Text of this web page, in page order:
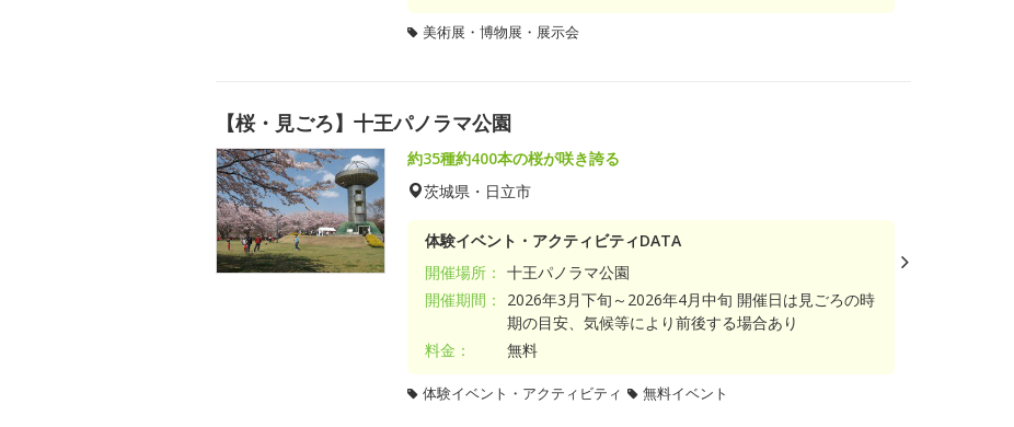
美術展・博物展・展示会
【桜・見ごろ】十王パノラマ公園
約35種約400本の桜が咲き誇る
茨城県・日立市
体験イベント・アクティビティDATA
開催場所： 十王パノラマ公園
開催期間：
2026年3月下旬～2026年4月中旬 開催日は見ごろの時
期の目安、気候等により前後する場合あり
料金：
無料
体験イベント・アクティビティ 無料イベント